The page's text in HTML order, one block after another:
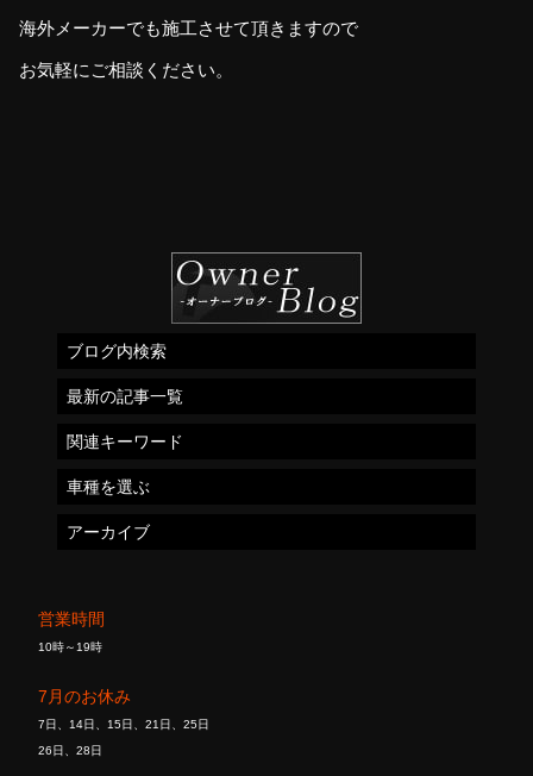
海外メーカーでも施工させて頂きますので
お気軽にご相談ください。
営業時間
10時～19時
7月のお休み
7日、14日、15日、21日、25日
26日、28日
ブログ内検索
最新の記事一覧
関連キーワード
車種を選ぶ
アーカイブ